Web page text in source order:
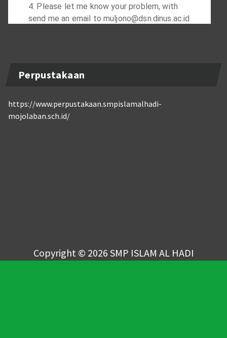
Perpustakaan
https://www.perpustakaan.smpislamalhadi-
mojolaban.sch.id/
Copyright © 2026 SMP ISLAM AL HADI